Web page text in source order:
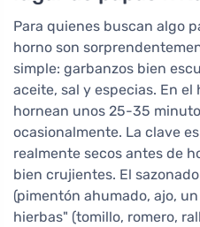
Para quienes buscan algo
horno son
simple: garbanzos bien
aceite, sal y especias. En el
hornean unos 25-35
ocasionalmente. La clave
realmente secos antes de
bien crujientes. El
(pimentón ahumado, ajo,
hierbas" (tomillo, romero,